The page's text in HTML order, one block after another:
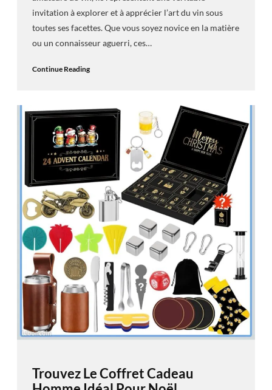
invitation à explorer et à apprécier l’art du vin sous
toutes ses facettes. Que vous soyez novice en la matière
ou un connaisseur aguerri, ces…
Continue Reading
Trouvez Le Coffret Cadeau